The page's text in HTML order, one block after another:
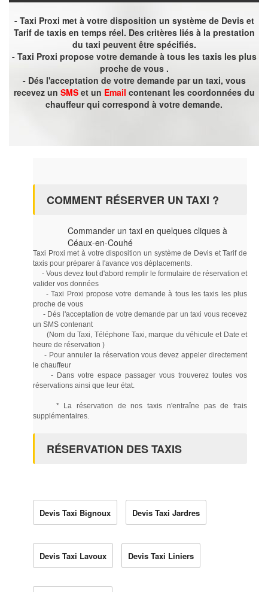
- Taxi Proxi met à votre disposition un système de Devis et
Tarif de taxis en temps réel. Des critères liés à la prestation
du taxi peuvent être spécifiés.
- Taxi Proxi propose votre demande à tous les taxis les plus
proche de vous .
- Dés l'acceptation de votre demande par un taxi, vous
recevez un SMSet un Email contenant les coordonnées du
chauffeur qui correspond à votre demande.
COMMENT RÉSERVER UN TAXI ?
Commander un taxi en quelques cliques à
Céaux-en-Couhé
Taxi Proxi met à votre disposition un système de Devis et Tarif de
taxis pour préparer à l'avance vos déplacements.
- Vous devez tout d'abord remplir le formulaire de réservation et
valider vos données
- Taxi Proxi propose votre demande à tous les taxis les plus
proche de vous
- Dés l'acceptation de votre demande par un taxi vous recevez
un SMS contenant
(Nom du Taxi, Téléphone Taxi, marque du véhicule et Date et
heure de réservation )
- Pour annuler la réservation vous devez appeler directement
le chauffeur
- Dans votre espace passager vous trouverez toutes vos
réservations ainsi que leur état.
* La réservation de nos taxis n'entraîne pas de frais
supplémentaires.
RÉSERVATION DES TAXIS
Devis Taxi Bignoux Devis Taxi Jardres
Devis Taxi Lavoux Devis Taxi Liniers